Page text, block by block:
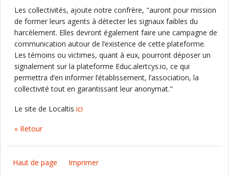
Les collectivités, ajoute notre confrère, "auront pour mission
de former leurs agents à détecter les signaux faibles du
harcèlement. Elles devront également faire une campagne de
communication autour de l’existence de cette plateforme.
Les témoins ou victimes, quant à eux, pourront déposer un
signalement sur la plateforme Educ.alertcys.io, ce qui
permettra d’en informer l’établissement, l’association, la
collectivité tout en garantissant leur anonymat."
Le site de Localtis ici
« Retour
Haut de page Imprimer